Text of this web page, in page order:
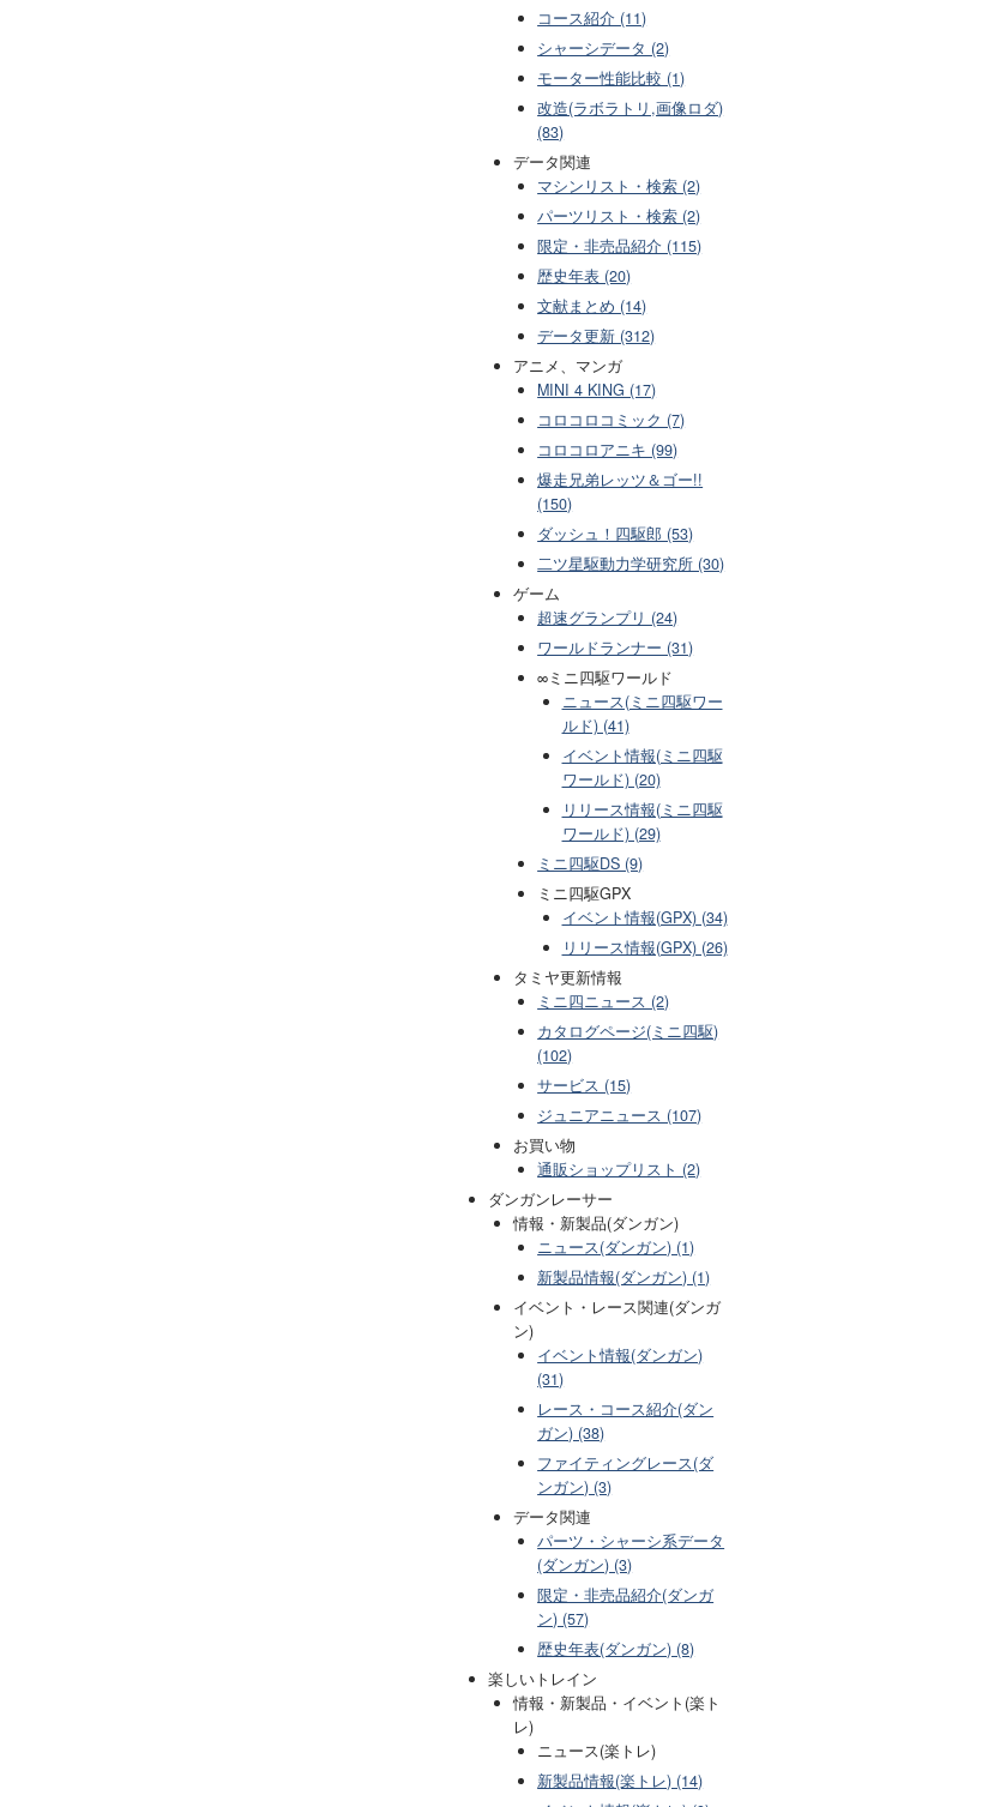
コース紹介 (11)
シャーシデータ (2)
モーター性能比較 (1)
改造(ラボラトリ,画像ロダ)
(83)
データ関連
マシンリスト・検索 (2)
パーツリスト・検索 (2)
限定・非売品紹介 (115)
歴史年表 (20)
文献まとめ (14)
データ更新 (312)
アニメ、マンガ
MINI 4 KING (17)
コロコロコミック (7)
コロコロアニキ (99)
爆走兄弟レッツ＆ゴー!!
(150)
ダッシュ！四駆郎 (53)
二ツ星駆動力学研究所 (30)
ゲーム
超速グランプリ (24)
ワールドランナー (31)
∞ミニ四駆ワールド
ニュース(ミニ四駆ワー
ルド) (41)
イベント情報(ミニ四駆
ワールド) (20)
リリース情報(ミニ四駆
ワールド) (29)
ミニ四駆DS (9)
ミニ四駆GPX
イベント情報(GPX) (34)
リリース情報(GPX) (26)
タミヤ更新情報
ミニ四ニュース (2)
カタログページ(ミニ四駆)
(102)
サービス (15)
ジュニアニュース (107)
お買い物
通販ショップリスト (2)
ダンガンレーサー
情報・新製品(ダンガン)
ニュース(ダンガン) (1)
新製品情報(ダンガン) (1)
イベント・レース関連(ダンガ
ン)
イベント情報(ダンガン)
(31)
レース・コース紹介(ダン
ガン) (38)
ファイティングレース(ダ
ンガン) (3)
データ関連
パーツ・シャーシ系データ
(ダンガン) (3)
限定・非売品紹介(ダンガ
ン) (57)
歴史年表(ダンガン) (8)
楽しいトレイン
情報・新製品・イベント(楽ト
レ)
ニュース(楽トレ)
新製品情報(楽トレ) (14)